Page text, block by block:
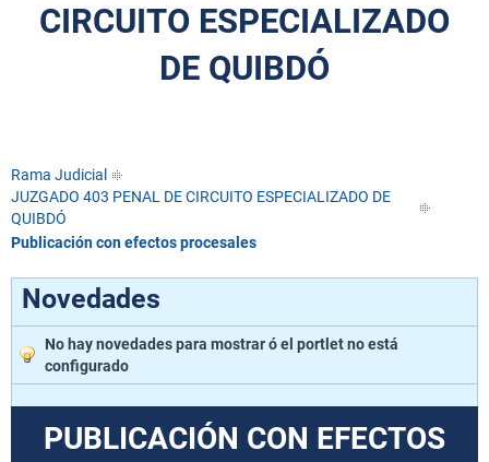
CIRCUITO ESPECIALIZADO
DE QUIBDÓ
Rama Judicial
JUZGADO 403 PENAL DE CIRCUITO ESPECIALIZADO DE
QUIBDÓ
Publicación con efectos procesales
Novedades
No hay novedades para mostrar ó el portlet no está
configurado
PUBLICACIÓN CON EFECTOS